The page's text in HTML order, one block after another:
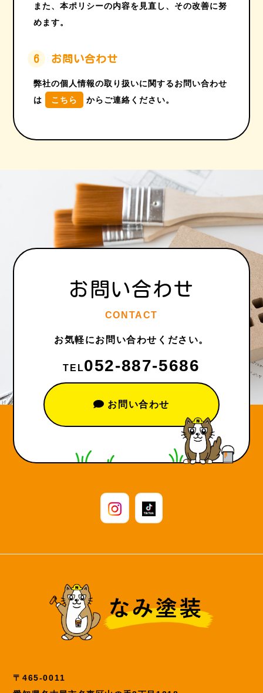
また、本ポリシーの内容を見直し、その改善に努
めます。
6 お問い合わせ
弊社の個人情報の取り扱いに関するお問い合わせ
は
こちら からご連絡ください。
お問い合わせ
CONTACT
お気軽にお問い合わせください。
TEL052-887-5686
お問い合わせ
〒465-0011